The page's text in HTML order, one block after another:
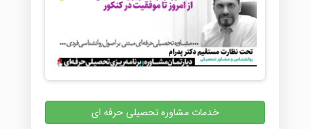
خدمات مشاوره تحصیلی حرفه ای